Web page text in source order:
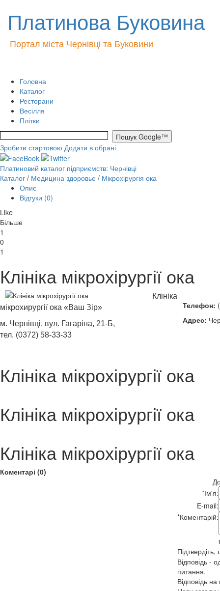
Платинова Буковина
Портал міста Чернівці та Буковини
Головна
Каталог
Ресторани
Весілля
Плітки
Зробити стартовою Додати в обрані
Платиновий каталог підприємств: Чернівці
Каталог / Медицина здоровье / Мікрохірургія ока
Опис
Відгуки (0)
Like
Більше
1
0
1
Клініка мікрохірургії ока
Телефон:
Адрес:
Клініка
мікрохирургії ока «Ваш Зір»
м. Чернівці, вул. Гагаріна, 21-Б,
тел. (0372) 58-33-33
Клініка мікрохірургії ока
Клініка мікрохірургії ока
Клініка мікрохірургії ока
Коментарі (0)
*Ім'я:
E-mail:
*Коментарій:
Відповідь -
питання.
Відповідь